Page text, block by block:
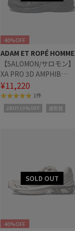
40%OFF
ADAM ET ROPÉ HOMME
【SALOMON/サロモン】
XA PRO 3D AMPHIB
L47740000
¥11,220
1件
2BUY10%OFF 通気性
40%OFF